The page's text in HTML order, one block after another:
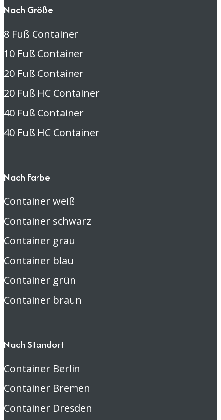
Nach Größe
8 Fuß Container
10 Fuß Container
20 Fuß Container
20 Fuß HC Container
40 Fuß Container
40 Fuß HC Container
Nach Farbe
Container weiß
Container schwarz
Container grau
Container blau
Container grün
Container braun
Nach Standort
Container Berlin
Container Bremen
Container Dresden